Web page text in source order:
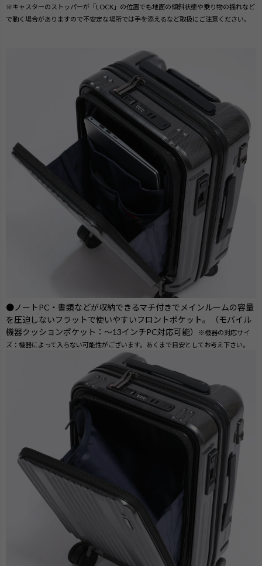
※キャスターのストッパーが「LOCK」の位置でも地面の傾斜状態や乗り物の揺れなど
で動く場合がありますので不安定な場所では手を添えるなど取扱にご注意ください。
●ノートPC・書類などが収納できるマチ付きでメインルームの容量
を圧迫しないフラットで使いやすいフロントポケット。（モバイル
機器クッションポケット：～13インチPC対応可能）
※機器の対応サイ
ズ：機器によって入らない可能性がございます。あくまで目安としてお考え下さい。